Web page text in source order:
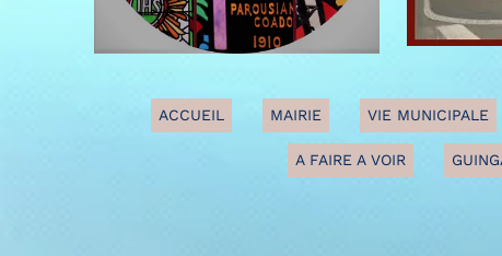
ACCUEIL MAIRIE VIE MUNICIPALE
A FAIRE A VOIR